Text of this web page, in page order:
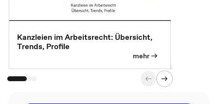
Kanzleien im Arbeitsrecht: Übersicht,
Trends, Profile
mehr